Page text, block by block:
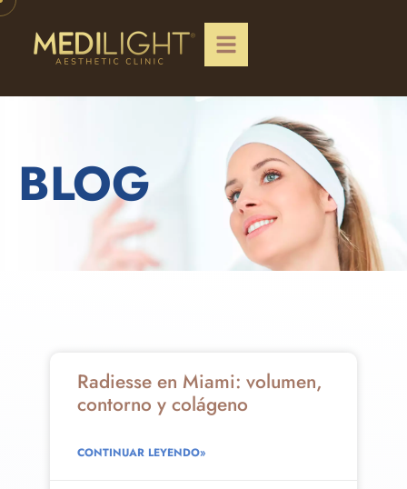
BLOG
Radiesse en Miami: volumen,
contorno y colágeno
CONTINUAR LEYENDO»